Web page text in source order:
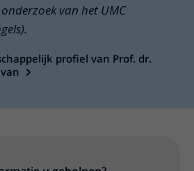
van het UMC
profiel van Prof. dr.